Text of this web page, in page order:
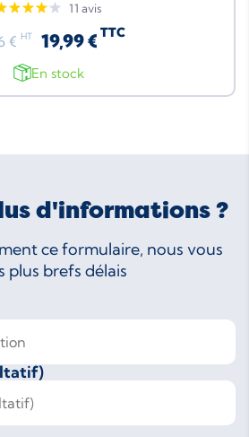
11 avis
€ HT 19,99 € TTC
En stock
d'informations ?
ce formulaire, nous vous
plus brefs délais